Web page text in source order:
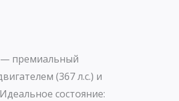
— премиальный
(367 л.с.) и
состояние: